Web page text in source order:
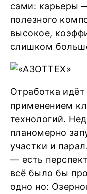
сами: карьеры
полезного
высокое,
слишком
Отработка
применением
технологий.
планомерно
участки и
― есть
всё было бы
одно но: